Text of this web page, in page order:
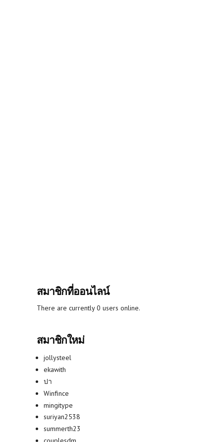
สมาชิกที่ออนไลน์
There are currently 0 users online.
สมาชิกใหม่
jollysteel
ekawith
ปา
Winfince
mingitype
suriyan2538
summerth23